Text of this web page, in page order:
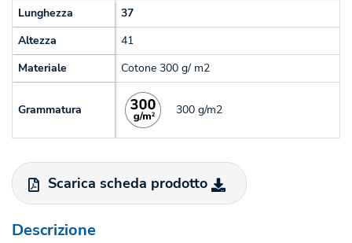
Lunghezza
37
Altezza
41
Materiale
Cotone 300 g/ m2
Grammatura 300 g/m2
Scarica scheda prodotto
Descrizione